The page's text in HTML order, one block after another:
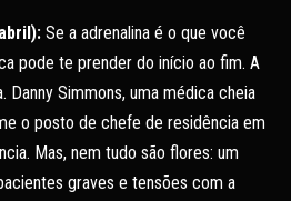
Se a adrenalina é o que você
pode te prender do início ao fim. A
Danny Simmons, uma médica cheia
o posto de chefe de residência em
Mas, nem tudo são flores: um
graves e tensões com a